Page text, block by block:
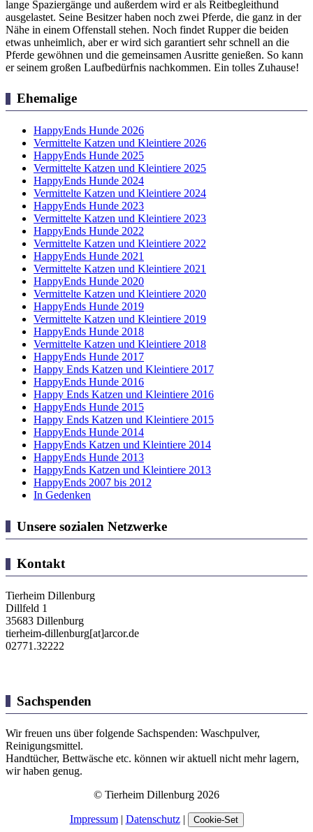
lange Spaziergänge und außerdem wird er als Reitbegleithund
ausgelastet. Seine Besitzer haben noch zwei Pferde, die ganz in der
Nähe in einem Offenstall stehen. Noch findet Rupper die beiden
etwas unheimlich, aber er wird sich garantiert sehr schnell an die
Pferde gewöhnen und die gemeinsamen Ausritte genießen. So kann
er seinem großen Laufbedürfnis nachkommen. Ein tolles Zuhause!
Ehemalige
HappyEnds Hunde 2026
Vermittelte Katzen und Kleintiere 2026
HappyEnds Hunde 2025
Vermittelte Katzen und Kleintiere 2025
HappyEnds Hunde 2024
Vermittelte Katzen und Kleintiere 2024
HappyEnds Hunde 2023
Vermittelte Katzen und Kleintiere 2023
HappyEnds Hunde 2022
Vermittelte Katzen und Kleintiere 2022
HappyEnds Hunde 2021
Vermittelte Katzen und Kleintiere 2021
HappyEnds Hunde 2020
Vermittelte Katzen und Kleintiere 2020
HappyEnds Hunde 2019
Vermittelte Katzen und Kleintiere 2019
HappyEnds Hunde 2018
Vermittelte Katzen und Kleintiere 2018
HappyEnds Hunde 2017
Happy Ends Katzen und Kleintiere 2017
HappyEnds Hunde 2016
Happy Ends Katzen und Kleintiere 2016
HappyEnds Hunde 2015
Happy Ends Katzen und Kleintiere 2015
HappyEnds Hunde 2014
HappyEnds Katzen und Kleintiere 2014
HappyEnds Hunde 2013
HappyEnds Katzen und Kleintiere 2013
HappyEnds 2007 bis 2012
In Gedenken
Unsere sozialen Netzwerke
Kontakt
Tierheim Dillenburg
Dillfeld 1
35683 Dillenburg
tierheim-dillenburg[at]arcor.de
02771.32222
Sachspenden
Wir freuen uns über folgende Sachspenden: Waschpulver,
Reinigungsmittel.
Handtücher, Bettwäsche etc. können wir aktuell nicht mehr lagern,
wir haben genug.
© Tierheim Dillenburg 2026
Impressum| Datenschutz| Cookie-Set